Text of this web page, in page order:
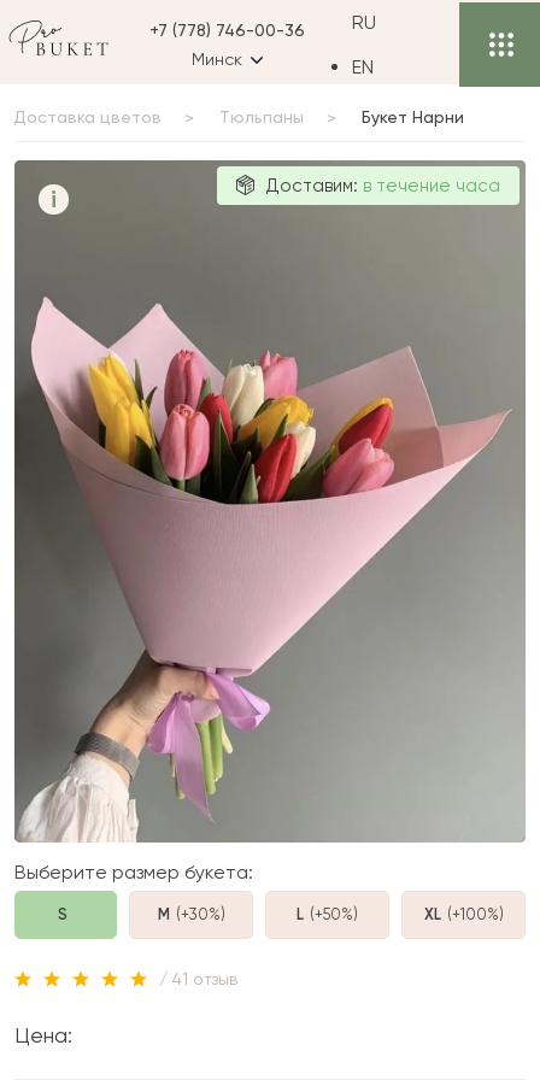
+7 (778) 746-00-36
Минск
RU
EN
Доставка цветов Тюльпаны Букет Нарни
i
Букет Нарни Доставим: в течение часа
Выберите размер букета:
S M (+30%) L (+50%) XL (+100%)
/ 41 отзыв
Цена: